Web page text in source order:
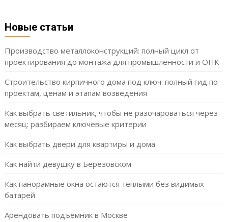
Новые статьи
Производство металлоконструкций: полный цикл от
проектирования до монтажа для промышленности и ОПК
Строительство кирпичного дома под ключ: полный гид по
проектам, ценам и этапам возведения
Как выбрать светильник, чтобы не разочароваться через
месяц: разбираем ключевые критерии
Как выбрать двери для квартиры и дома
Как найти девушку в Березовском
Как панорамные окна остаются тёплыми без видимых
батарей
Арендовать подъёмник в Москве